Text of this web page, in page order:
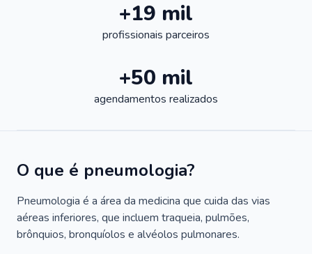
+19 mil
profissionais parceiros
+50 mil
agendamentos realizados
O que é pneumologia?
Pneumologia é a área da medicina que cuida das vias
aéreas inferiores, que incluem traqueia, pulmões,
brônquios, bronquíolos e alvéolos pulmonares.